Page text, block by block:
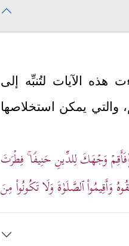
هذه الآيات لتُنبِّه إلى
والتي يمكن استخلاصها
وَجۡهَكَ لِلدِّینِ حَنِیفࣰا ۚ فِطۡرَتَ
وَأَقِیمُواْ ٱلصَّلَوٰةَ وَلَا تَكُونُواْ مِنَ
خلقه الله عليها كما هي